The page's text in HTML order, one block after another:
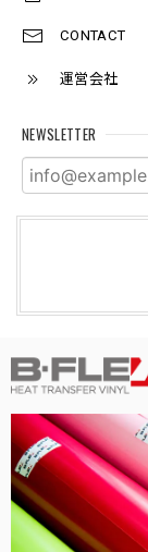
CONTACT
運営会社
NEWSLETTER